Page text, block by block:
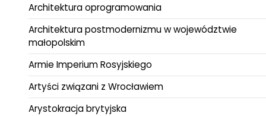
Architektura oprogramowania
Architektura postmodernizmu w województwie
małopolskim
Armie Imperium Rosyjskiego
Artyści związani z Wrocławiem
Arystokracja brytyjska